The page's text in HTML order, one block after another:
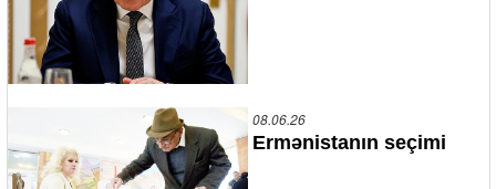
08.06.26
Ermənistanın seçimi